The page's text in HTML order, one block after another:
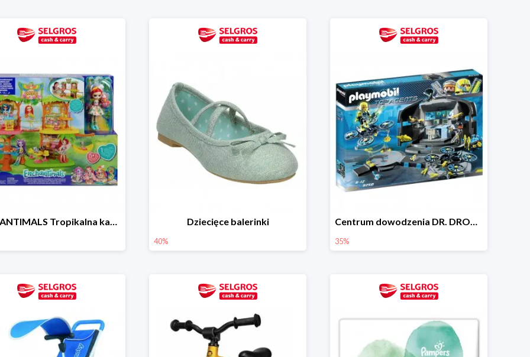
ENCHANTIMALS Tropikalna kawiarenka zestaw Dziecięce balerinki
40%
Centrum dowodzenia DR. DRONE‘A
35%